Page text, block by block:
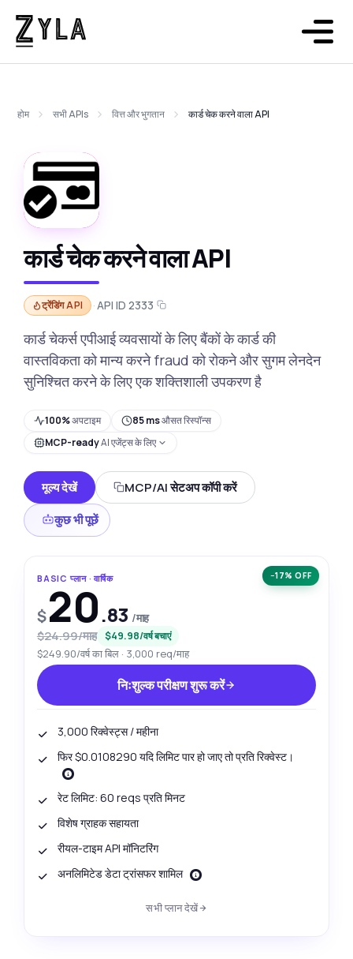
होम सभी APIs वित्त और भुगतान कार्ड चेक करने वाला API
कार्ड चेक करने वाला API
ट्रेंडिंग API ·API ID 2333
कार्ड चेकर्स एपीआई व्यवसायों के लिए बैंकों के कार्ड की
वास्तविकता को मान्य करने fraud को रोकने और सुगम लेनदेन
सुनिश्चित करने के लिए एक शक्तिशाली उपकरण है
100%अपटाइम 85 msऔसत रिस्पॉन्स
MCP-readyAI एजेंट्स के लिए
मूल्य देखें
MCP/AI सेटअप कॉपी करें
कुछ भी पूछें
−17% OFF
BASIC प्लान · वार्षिक
$20.83 /माह
$24.99/माह $49.98/वर्ष बचाएं
$249.90/वर्ष का बिल · 3,000 req/माह
निःशुल्क परीक्षण शुरू करें
3,000 रिक्वेस्ट्स / महीना
फिर $0.0108290 यदि लिमिट पार हो जाए तो प्रति रिक्वेस्ट।
रेट लिमिट: 60 reqs प्रति मिनट
विशेष ग्राहक सहायता
रीयल-टाइम API मॉनिटरिंग
अनलिमिटेड डेटा ट्रांसफर शामिल
सभी प्लान देखें